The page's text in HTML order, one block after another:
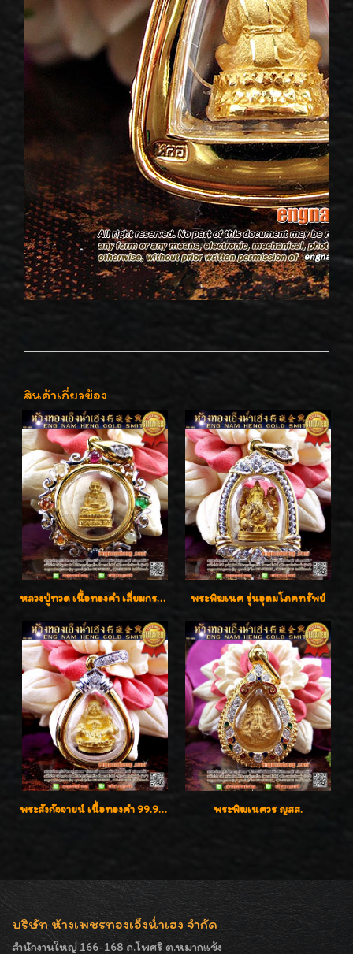
สินค้าเกี่ยวข้อง
หลวงปู่ทวด เนื้อทองคำ เลี่ยมกรอบทองคำประดับเพชรแท้และพลอยนพเก้า น่ารักมากๆค่ะ พระพิฆเนศ รุ่นอุดมโภคทรัพย์
พระสังกัจจายน์ เนื้อทองคำ 99.99% พระพิฆเนศวร ญสส.
บริษัท ห้างเพชรทองเอ็งน่ำเฮง จำกัด
สำนักงานใหญ่ 166-168 ถ.โพศรี ต.หมากแข้ง